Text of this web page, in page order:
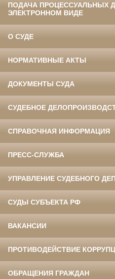
ПОДАЧА ПРОЦЕССУАЛЬНЫХ
ЭЛЕКТРОННОМ ВИДЕ
О СУДЕ
НОРМАТИВНЫЕ АКТЫ
ДОКУМЕНТЫ СУДА
СУДЕБНОЕ
СПРАВОЧНАЯ ИНФОРМАЦИЯ
ПРЕСС-СЛУЖБА
УПРАВЛЕНИЕ СУДЕБНОГО
СУДЫ СУБЪЕКТА РФ
ВАКАНСИИ
ПРОТИВОДЕЙСТВИЕ
ОБРАЩЕНИЯ ГРАЖДАН